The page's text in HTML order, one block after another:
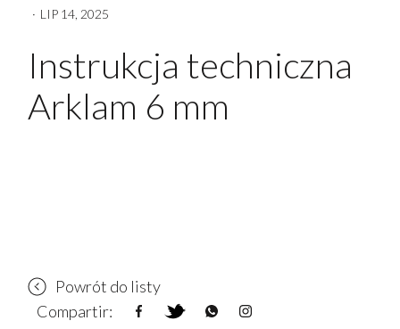
· LIP 14, 2025
Instrukcja techniczna
Arklam 6 mm
Powrót do listy
Compartir: